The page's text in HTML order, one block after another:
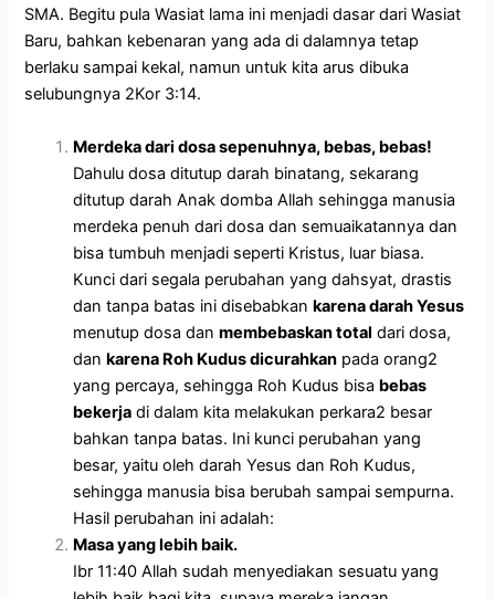
SMA. Begitu pula Wasiat lama ini menjadi dasar dari Wasiat
Baru, bahkan kebenaran yang ada di dalamnya tetap
berlaku sampai kekal, namun untuk kita arus dibuka
selubungnya 2Kor 3:14.
Merdeka dari dosa sepenuhnya, bebas, bebas!
Dahulu dosa ditutup darah binatang, sekarang
ditutup darah Anak domba Allah sehingga manusia
merdeka penuh dari dosa dan semuaikatannya dan
bisa tumbuh menjadi seperti Kristus, luar biasa.
Kunci dari segala perubahan yang dahsyat, drastis
dan tanpa batas ini disebabkankarena darah Yesus
menutup dosa danmembebaskan total dari dosa,
dankarena Roh Kudus dicurahkan pada orang2
yang percaya, sehingga Roh Kudus bisa bebas
bekerja di dalam kita melakukan perkara2 besar
bahkan tanpa batas. Ini kunci perubahan yang
besar, yaitu oleh darah Yesus dan Roh Kudus,
sehingga manusia bisa berubah sampai sempurna.
Hasil perubahan ini adalah:
Masa yang lebih baik.
Ibr 11:40 Allah sudah menyediakan sesuatu yang